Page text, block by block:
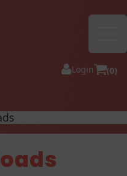
Login (0)